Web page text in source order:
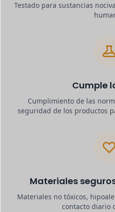
Testado para sustancias
Cumple
Cumplimiento de las
seguridad de los productos
Materiales
Materiales no tóxicos,
contacto diario